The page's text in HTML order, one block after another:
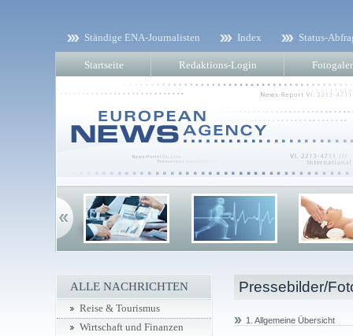
Ständige ENA-Journalisten Index Status-
Startseite Redaktions-Login
Pressebilder/
1. Allgemeine Übersicht
ALLE NACHRICHTEN
Reise & Tourismus
Wirtschaft und Finanzen